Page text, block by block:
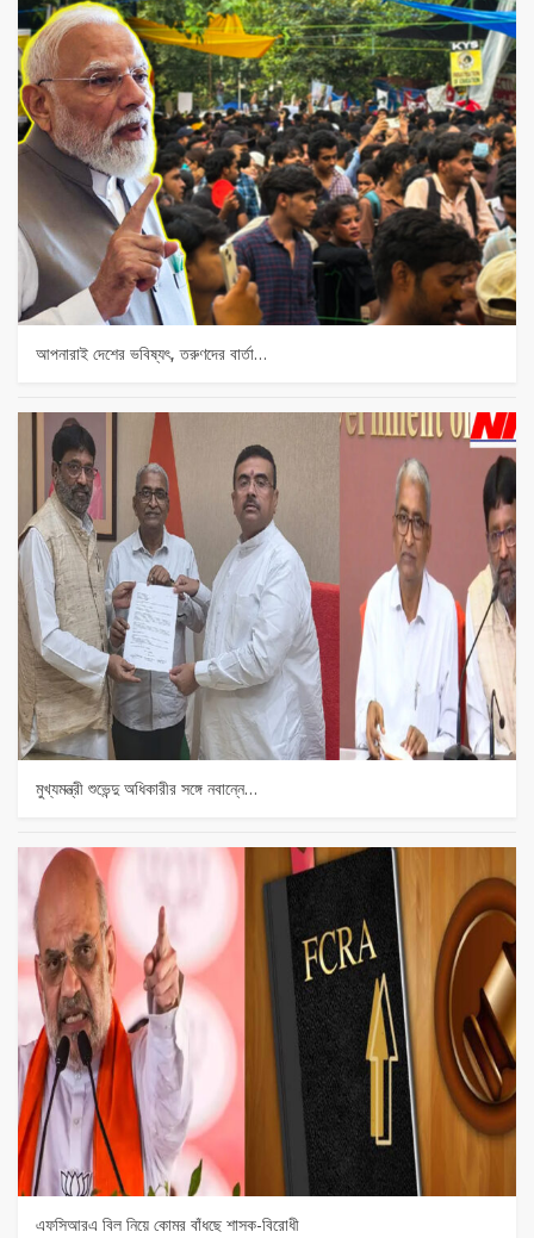
আপনারাই দেশের ভবিষ্যৎ, তরুণদের বার্তা…
মুখ্যমন্ত্রী শুভেন্দু অধিকারীর সঙ্গে নবান্নে…
এফসিআরএ বিল নিয়ে কোমর বাঁধছে শাসক-বিরোধী